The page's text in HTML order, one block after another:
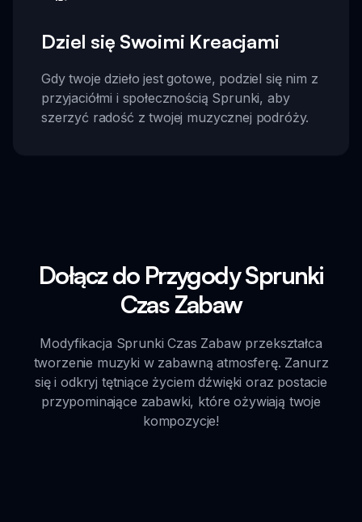
Dziel się Swoimi Kreacjami
Gdy twoje dzieło jest gotowe, podziel się nim z
przyjaciółmi i społecznością Sprunki, aby
szerzyć radość z twojej muzycznej podróży.
Dołącz do Przygody Sprunki
Czas Zabaw
Modyfikacja Sprunki Czas Zabaw przekształca
tworzenie muzyki w zabawną atmosferę. Zanurz
się i odkryj tętniące życiem dźwięki oraz postacie
przypominające zabawki, które ożywiają twoje
kompozycje!